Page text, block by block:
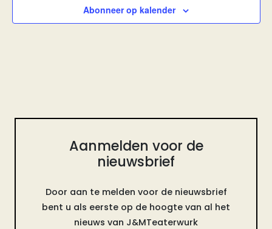
Abonneer op kalender
Aanmelden voor de
nieuwsbrief
Door aan te melden voor de nieuwsbrief
bent u als eerste op de hoogte van al het
nieuws van J&MTeaterwurk